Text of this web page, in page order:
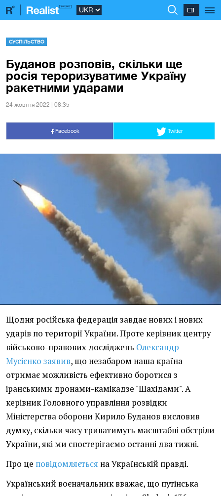
СУСПІЛЬСТВО
Буданов розповів, скільки ще
росія тероризуватиме Україну
ракетними ударами
24 жовтня 2022 | 08:35
Facebook Twitter
Щодня російська федерація завдає нових і нових
ударів по території України. Проте керівник центру
військово-правових досліджень Олександр
Мусієнко заявив, що незабаром наша країна
отримає можливість ефективно боротися з
іранськими дронами-камікадзе "Шахідами". А
керівник Головного управління розвідки
Міністерства оборони Кирило Буданов висловив
думку, скільки часу триватимуть масштабні обстріли
України, які ми спостерігаємо останні два тижні.
Про це повідомляється на Українській правді.
Український воєначальник вважає, що путінська